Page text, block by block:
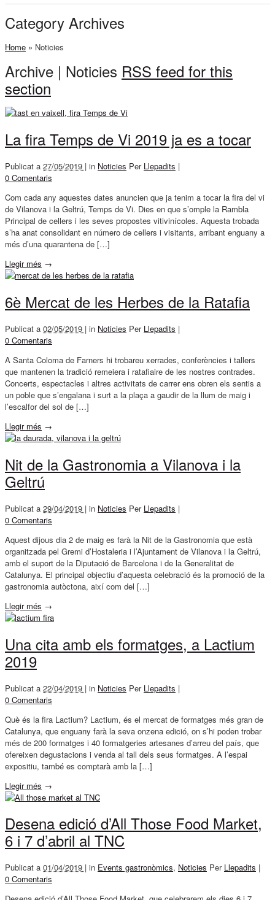
Category Archives
Home » Noticies
Archive | Noticies RSS feed for this
section
La fira Temps de Vi 2019 ja es a tocar
Publicat a 27/05/2019 | in Noticies Per Llepadits |
0 Comentaris
Com cada any aquestes dates anuncien que ja tenim a tocar la fira del vi
de Vilanova i la Geltrú, Temps de Vi. Dies en que s’omple la Rambla
Principal de cellers i les seves propostes vitivinícoles. Aquesta trobada
s’ha anat consolidant en número de cellers i visitants, arribant enguany a
més d’una quarantena de […]
Llegir més →
6è Mercat de les Herbes de la Ratafia
Publicat a 02/05/2019 | in Noticies Per Llepadits |
0 Comentaris
A Santa Coloma de Farners hi trobareu xerrades, conferències i tallers
que mantenen la tradició remeiera i ratafiaire de les nostres contrades.
Concerts, espectacles i altres activitats de carrer ens obren els sentis a
un poble que s’engalana i surt a la plaça a gaudir de la llum de maig i
l’escalfor del sol de […]
Llegir més →
Nit de la Gastronomia a Vilanova i la
Geltrú
Publicat a 29/04/2019 | in Noticies Per Llepadits |
0 Comentaris
Aquest dijous dia 2 de maig es farà la Nit de la Gastronomia que està
organitzada pel Gremi d’Hostaleria i l’Ajuntament de Vilanova i la Geltrú,
amb el suport de la Diputació de Barcelona i de la Generalitat de
Catalunya. El principal objectiu d’aquesta celebració és la promoció de la
gastronomia autòctona, així com del […]
Llegir més →
Una cita amb els formatges, a Lactium
2019
Publicat a 22/04/2019 | in Noticies Per Llepadits |
0 Comentaris
Què és la fira Lactium? Lactium, és el mercat de formatges més gran de
Catalunya, que enguany farà la seva onzena edició, on s’hi poden trobar
més de 200 formatges i 40 formatgeries artesanes d’arreu del país, que
ofereixen degustacions i venda al tall dels seus formatges. A l’espai
expositiu, també es comptarà amb la […]
Llegir més →
Desena edició d’All Those Food Market,
6 i 7 d’abril al TNC
Publicat a 01/04/2019 | in Events gastronòmics, Noticies Per Llepadits |
0 Comentaris